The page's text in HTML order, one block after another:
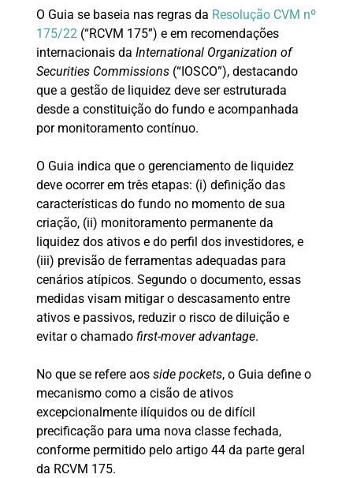
O Guia se baseia nas regras da Resolução CVM nº
175/22(“RCVM 175”) e em recomendações
internacionais da International Organization of
Securities Commissions(“IOSCO”), destacando
que a gestão de liquidez deve ser estruturada
desde a constituição do fundo e acompanhada
por monitoramento contínuo.
O Guia indica que o gerenciamento de liquidez
deve ocorrer em três etapas: (i) definição das
características do fundo no momento de sua
criação, (ii) monitoramento permanente da
liquidez dos ativos e do perfil dos investidores, e
(iii) previsão de ferramentas adequadas para
cenários atípicos. Segundo o documento, essas
medidas visam mitigar o descasamento entre
ativos e passivos, reduzir o risco de diluição e
evitar o chamado first-mover advantage.
No que se refere aos side pockets, o Guia define o
mecanismo como a cisão de ativos
excepcionalmente ilíquidos ou de difícil
precificação para uma nova classe fechada,
conforme permitido pelo artigo 44 da parte geral
da RCVM 175.